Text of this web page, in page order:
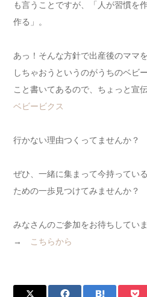
も言うことですが、「人が習慣を
作る」。
あっ！そんな方針で出産後のママ
しちゃおうというのがうちのベビ
こと書いてあるので、ちょっと
ベビービクス
行かない理由つくってませんか？
ぜひ、一緒に集まって今持ってい
ための一歩見つけてみませんか？
みなさんのご参加をお待ちして
→
こちらから